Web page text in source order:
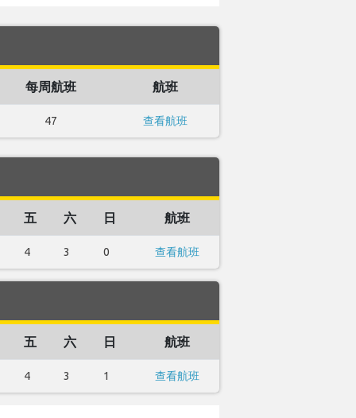
每周航班 航班
47 查看航班
五 六 日 航班
4 3 0 查看航班
五 六 日 航班
4 3 1 查看航班